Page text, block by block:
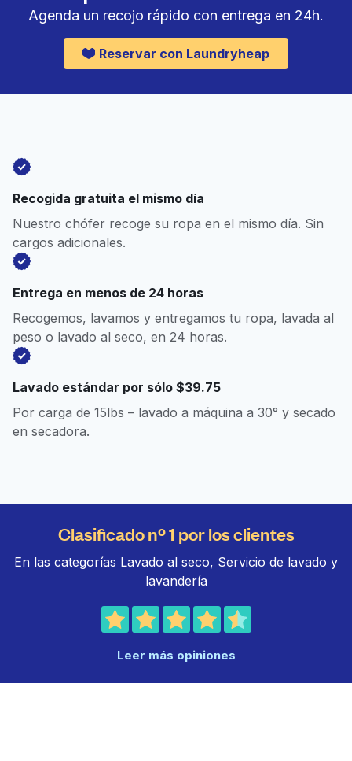
Agenda un recojo rápido con entrega en 24h.
Reservar con Laundryheap
Recogida gratuita el mismo día
Nuestro chófer recoge su ropa en el mismo día. Sin
cargos adicionales.
Entrega en menos de 24 horas
Recogemos, lavamos y entregamos tu ropa, lavada al
peso o lavado al seco, en 24 horas.
Lavado estándar por sólo $39.75
Por carga de 15lbs – lavado a máquina a 30° y secado
en secadora.
Clasificado nº 1 por los clientes
En las categorías Lavado al seco, Servicio de lavado y
lavandería
Leer más opiniones